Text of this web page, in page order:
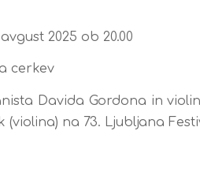
2025 ob 20.00
cerkev
Davida Gordona in
(violina) na 73. Ljubljana